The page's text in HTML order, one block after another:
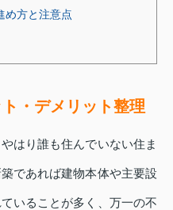
め方と注意点
・デメリット整理
はり誰も住んでいない住ま
であれば建物本体や主要設
いることが多く、万一の不